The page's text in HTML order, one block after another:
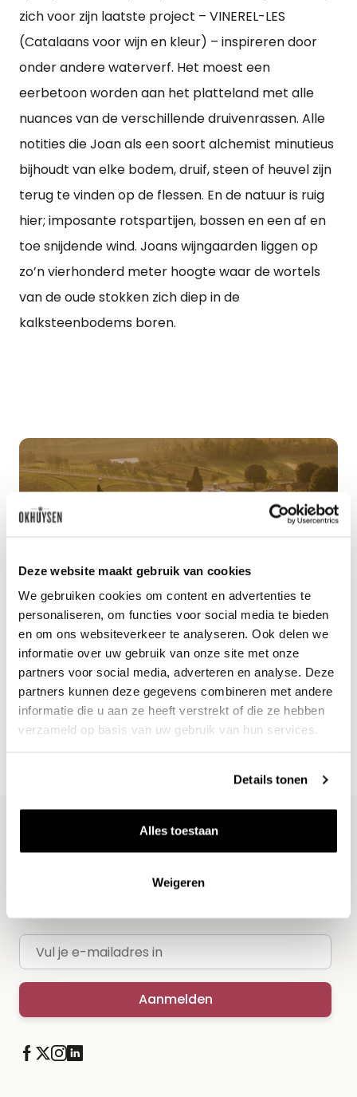
Deze website maakt gebruik van cookies
We gebruiken cookies om content en advertenties te
personaliseren, om functies voor social media te bieden
en om ons websiteverkeer te analyseren. Ook delen we
informatie over uw gebruik van onze site met onze
partners voor social media, adverteren en analyse. Deze
partners kunnen deze gegevens combineren met andere
informatie die u aan ze heeft verstrekt of die ze hebben
verzameld op basis van uw gebruik van hun services.
Details tonen
Alles toestaan
Weigeren
zich voor zijn laatste project – VINEREL-LES
(Catalaans voor wijn en kleur) – inspireren door
onder andere waterverf. Het moest een
eerbetoon worden aan het platteland met alle
nuances van de verschillende druivenrassen. Alle
notities die Joan als een soort alchemist minutieus
bijhoudt van elke bodem, druif, steen of heuvel zijn
terug te vinden op de flessen. En de natuur is ruig
hier; imposante rotspartijen, bossen en een af en
toe snijdende wind. Joans wijngaarden liggen op
zo’n vierhonderd meter hoogte waar de wortels
van de oude stokken zich diep in de
kalksteenbodems boren.
Benieuwd naar ons
wijnaanbod?
Ontdek meer
Blijf op de hoogte
Ontvang het laatste wijnnieuws, proeverijen en
E-mailadres
Aanmelden